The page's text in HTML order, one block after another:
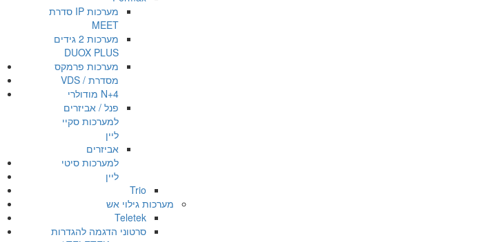
מערכות IP סדרת
MEET
מערכות 2 גידים
DUOX PLUS
מערכות פרמקס
מסדרת VDS /
N+4 מודולרי
פנל / אביזרים
למערכות סקיי
ליין
אביזרים
למערכות סיטי
ליין
Trio
מערכות גילוי אש
Teletek
סרטוני הדגמה להגדרות